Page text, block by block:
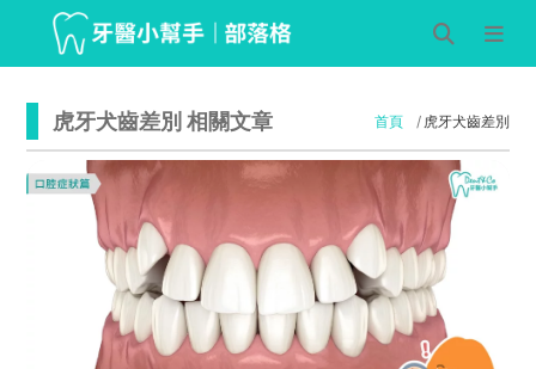
虎牙犬齒差別 相關文章 首頁 虎牙犬齒差別